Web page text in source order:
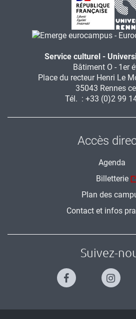
Service culturel -
Bâtiment O - 1er
Place du recteur Henri Le
35043 Rennes
Tél. : +33 (0)2 99
Accès
Agenda
Billetterie
Plan des
Contact et infos
Suivez-